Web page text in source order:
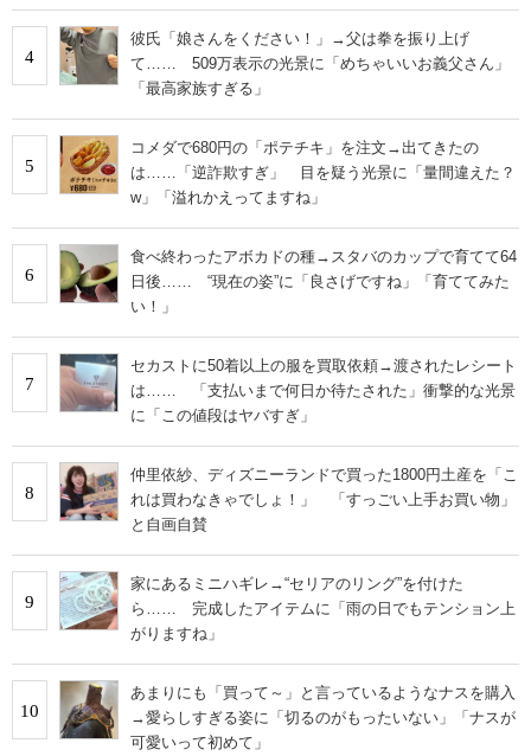
4
彼氏「娘さんをください！」→父は拳を振り上げ
て…… 509万表示の光景に「めちゃいいお義父さん」
「最高家族すぎる」
5
コメダで680円の「ポテチキ」を注文→出てきたの
は……「逆詐欺すぎ」 目を疑う光景に「量間違えた？
w」「溢れかえってますね」
6
食べ終わったアボカドの種→スタバのカップで育てて64
日後…… “現在の姿”に「良さげですね」「育ててみた
い！」
7
セカストに50着以上の服を買取依頼→渡されたレシート
は…… 「支払いまで何日か待たされた」衝撃的な光景
に「この値段はヤバすぎ」
8
仲里依紗、ディズニーランドで買った1800円土産を「こ
れは買わなきゃでしょ！」 「すっごい上手お買い物」
と自画自賛
9
家にあるミニハギレ→“セリアのリング”を付けた
ら…… 完成したアイテムに「雨の日でもテンション上
がりますね」
10
あまりにも「買って～」と言っているようなナスを購入
→愛らしすぎる姿に「切るのがもったいない」「ナスが
可愛いって初めて」